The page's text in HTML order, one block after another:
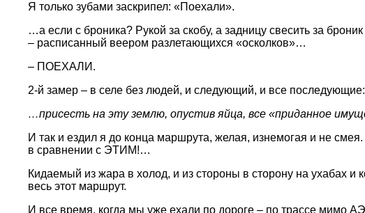
Я только зубами заскрипел: «Поехали».
…а если с броника? Рукой за скобу, а задницу свесить за
– расписанный веером разлетающихся «осколков»…
– ПОЕХАЛИ.
2-й замер – в селе без людей, и следующий, и все
…присесть на эту землю, опустив яйца, все «приданное
И так и ездил я до конца маршрута, желая, изнемогая и не
в сравнении с ЭТИМ!…
Кидаемый из жара в холод, и из стороны в сторону на ухабах и
весь этот маршрут.
И все время, когда мы уже ехали по дороге – по трассе мимо